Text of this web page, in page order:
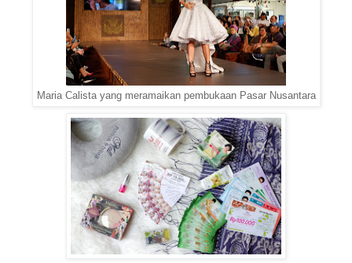
Maria Calista yang meramaikan pembukaan Pasar Nusantara